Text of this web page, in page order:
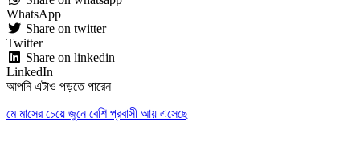
WhatsApp
Share on twitter
Twitter
Share on linkedin
LinkedIn
আপনি এটাও পড়তে পারেন
মে মাসের চেয়ে জুনে বেশি প্রবাসী আয় এসেছে